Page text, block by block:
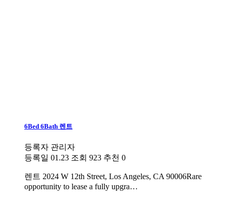
6Bed 6Bath 렌트
등록자 관리자
등록일 01.23 조회 923 추천 0
렌트 2024 W 12th Street, Los Angeles, CA 90006Rare
opportunity to lease a fully upgra…